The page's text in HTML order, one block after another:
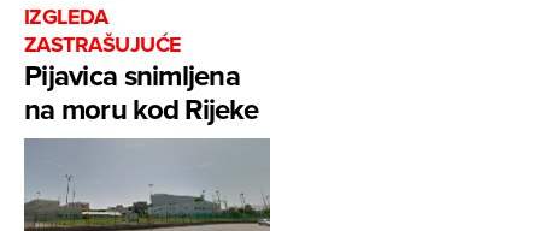
IZGLEDA
ZASTRAŠUJUĆE
Pijavica snimljena
na moru kod Rijeke